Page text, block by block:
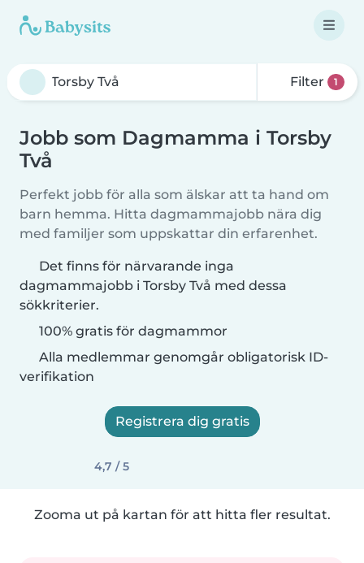
Filter 1
Jobb som Dagmamma i Torsby
Två
Perfekt jobb för alla som älskar att ta hand om
barn hemma. Hitta dagmammajobb nära dig
med familjer som uppskattar din erfarenhet.
Det finns för närvarande inga
dagmammajobb i Torsby Två med dessa
sökkriterier.
100% gratis för dagmammor
Alla medlemmar genomgår obligatorisk ID-
verifikation
Registrera dig gratis
4,7 / 5
Zooma ut på kartan för att hitta fler resultat.